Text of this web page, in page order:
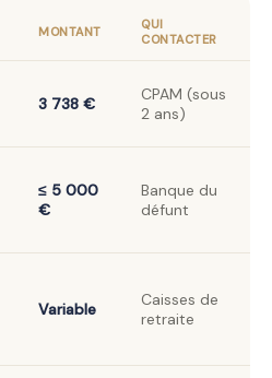
MONTANT
QUI
CONTACTER
3 738 €
CPAM (sous
2 ans)
≤ 5 000
€
Banque du
défunt
Variable
Caisses de
retraite